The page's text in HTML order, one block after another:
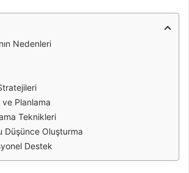
Nedenleri
ve Planlama
Teknikleri
Düşünce Oluşturma
Destek